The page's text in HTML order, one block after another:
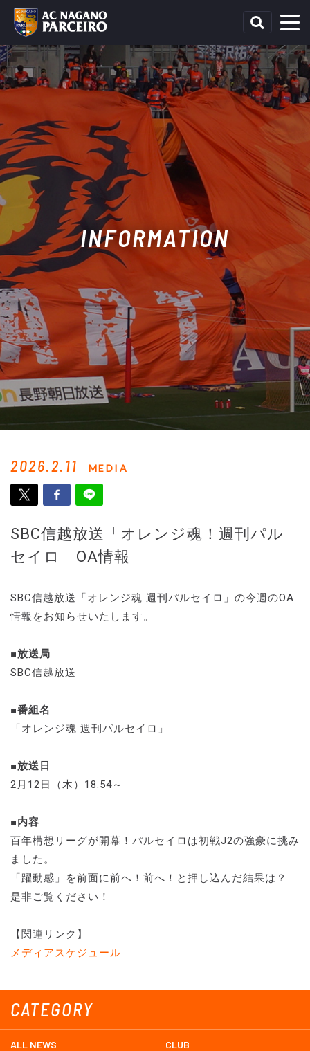
INFORMATION
CATEGORY
ALL NEWS CLUB
2026.2.11 MEDIA
SBC信越放送「オレンジ魂！週刊パル
セイロ」OA情報
SBC信越放送「オレンジ魂 週刊パルセイロ」の今週のOA
情報をお知らせいたします。
■放送局
SBC信越放送
■番組名
「オレンジ魂 週刊パルセイロ」
■放送日
2月12日（木）18:54～
■内容
百年構想リーグが開幕！パルセイロは初戦J2の強豪に挑み
ました。
「躍動感」を前面に前へ！前へ！と押し込んだ結果は？
是非ご覧ください！
【関連リンク】
メディアスケジュール